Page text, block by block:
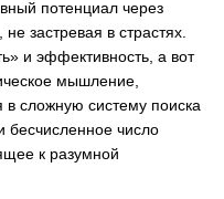
потенциал через
застревая в страстях.
и эффективность, а вот
мышление,
в сложную систему поиска
бесчисленное число
к разумной